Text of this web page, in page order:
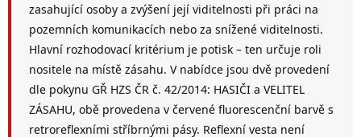
a
c
í
p
r
v
k
y
zasahující osoby a zvýšení její viditelnosti při práci na
pozemních komunikacích nebo za snížené viditelnosti.
Hlavní rozhodovací kritérium je potisk – ten určuje roli
nositele na místě zásahu. V nabídce jsou dvě provedení
dle pokynu GŘ HZS ČR č. 42/2014: HASIČI a VELITEL
ZÁSAHU, obě provedena v červené fluorescenční barvě s
retroreflexními stříbrnými pásy. Reflexní vesta není